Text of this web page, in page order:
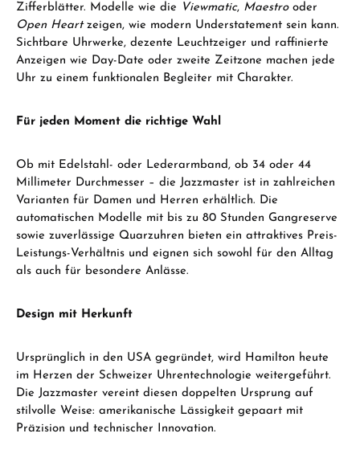
Zifferblätter. Modelle wie die Viewmatic, Maestrooder
Open Heartzeigen, wie modern Understatement sein kann.
Sichtbare Uhrwerke, dezente Leuchtzeiger und raffinierte
Anzeigen wie Day-Date oder zweite Zeitzone machen jede
Uhr zu einem funktionalen Begleiter mit Charakter.
Für jeden Moment die richtige Wahl
Ob mit Edelstahl- oder Lederarmband, ob 34 oder 44
Millimeter Durchmesser – die Jazzmaster ist in zahlreichen
Varianten für Damen und Herren erhältlich. Die
automatischen Modelle mit bis zu 80 Stunden Gangreserve
sowie zuverlässige Quarzuhren bieten ein attraktives Preis-
Leistungs-Verhältnis und eignen sich sowohl für den Alltag
als auch für besondere Anlässe.
Design mit Herkunft
Ursprünglich in den USA gegründet, wird Hamilton heute
im Herzen der Schweizer Uhrentechnologie weitergeführt.
Die Jazzmaster vereint diesen doppelten Ursprung auf
stilvolle Weise: amerikanische Lässigkeit gepaart mit
Präzision und technischer Innovation.